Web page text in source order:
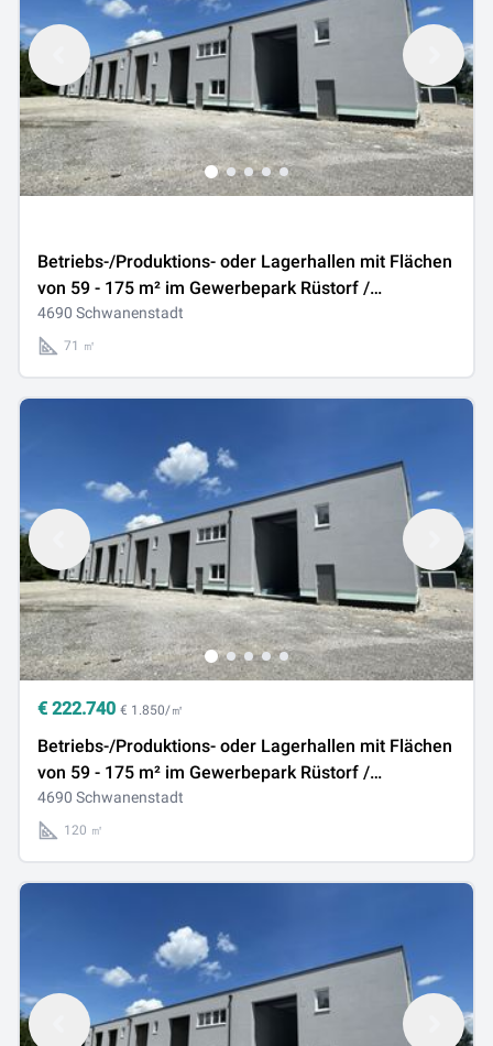
Betriebs-/Produktions- oder Lagerhallen mit Flächen
von 59 - 175 m² im Gewerbepark Rüstorf /
Schwanenstadt zu verkaufen / vermieten (Top 03c)
4690 Schwanenstadt
71 ㎡
€ 222.740 € 1.850/㎡
Betriebs-/Produktions- oder Lagerhallen mit Flächen
von 59 - 175 m² im Gewerbepark Rüstorf /
Schwanenstadt zu verkaufen / vermieten (Top 02c)
4690 Schwanenstadt
120 ㎡